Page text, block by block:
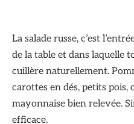
La salade russe, c’est
de la table et dans laquelle
cuillère naturellement.
carottes en dés, petits
mayonnaise bien relevée.
efficace.